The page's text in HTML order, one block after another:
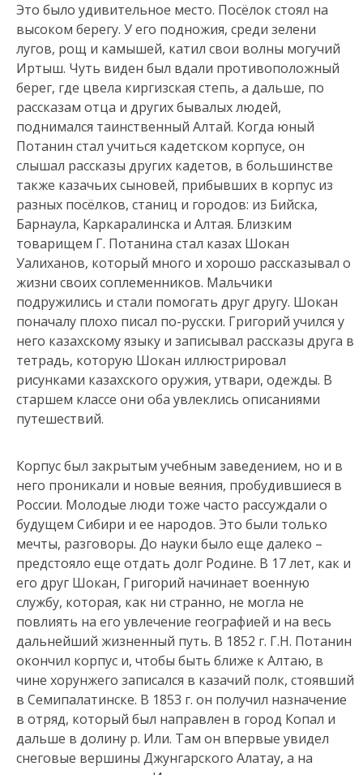
Это было удивительное место. Посёлок стоял на
высоком берегу. У его подножия, среди зелени
лугов, рощ и камышей, катил свои волны могучий
Иртыш. Чуть виден был вдали противоположный
берег, где цвела киргизская степь, а дальше, по
рассказам отца и других бывалых людей,
поднимался таинственный Алтай. Когда юный
Потанин стал учиться кадетском корпусе, он
слышал рассказы других кадетов, в большинстве
также казачьих сыновей, прибывших в корпус из
разных посёлков, станиц и городов: из Бийска,
Барнаула, Каркаралинска и Алтая. Близким
товарищем Г. Потанина стал казах Шокан
Уалиханов, который много и хорошо рассказывал о
жизни своих соплеменников. Мальчики
подружились и стали помогать друг другу. Шокан
поначалу плохо писал по-русски. Григорий учился у
него казахскому языку и записывал рассказы друга в
тетрадь, которую Шокан иллюстрировал
рисунками казахского оружия, утвари, одежды. В
старшем классе они оба увлеклись описаниями
путешествий.
Корпус был закрытым учебным заведением, но и в
него проникали и новые веяния, пробудившиеся в
России. Молодые люди тоже часто рассуждали о
будущем Сибири и ее народов. Это были только
мечты, разговоры. До науки было еще далеко –
предстояло еще отдать долг Родине. В 17 лет, как и
его друг Шокан, Григорий начинает военную
службу, которая, как ни странно, не могла не
повлиять на его увлечение географией и на весь
дальнейший жизненный путь. В 1852 г. Г.Н. Потанин
окончил корпус и, чтобы быть ближе к Алтаю, в
чине хорунжего записался в казачий полк, стоявший
в Семипалатинске. В 1853 г. он получил назначение
в отряд, который был направлен в город Копал и
дальше в долину р. Или. Там он впервые увидел
снеговые вершины Джунгарского Алатау, а на